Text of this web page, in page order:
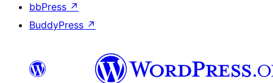
bbPress ↗
BuddyPress ↗